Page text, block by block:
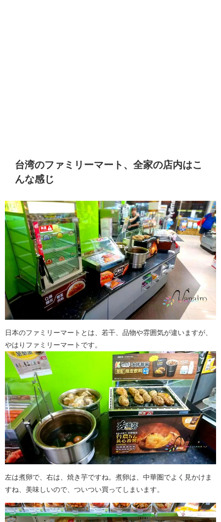
台湾のファミリーマート、全家の店内はこ
んな感じ
日本のファミリーマートとは、若干、品物や雰囲気が違いますが、
やはりファミリーマートです。
左は煮卵で、右は、焼き芋ですね。煮卵は、中華圏でよく見かけま
すね、美味しいので、ついつい買ってしまいます。